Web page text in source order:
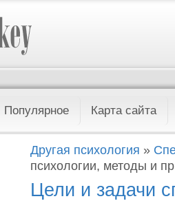
Популярное Карта сайта
Другая психология »
психологии, методы и
Цели и задачи